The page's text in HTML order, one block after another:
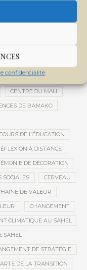
confidentialité
CEMAC
CENTRE DU MALI
DE BAMAKO
DE L’ÉDUCATION
À DISTANCE
DE DÉCORATION
SOCIALES CERVEAU
DE VALEUR
CHANGEMENT
CLIMATIQUE AU SAHEL
SAHEL
DE STRATÉGIE
DE LA TRANSITION